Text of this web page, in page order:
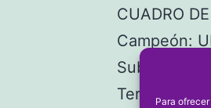
Para
CUADRO
Campeón:
Tercero: